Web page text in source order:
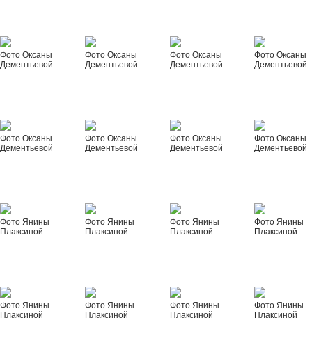
Фото Оксаны
Дементьевой
Фото Оксаны
Дементьевой
Фото Оксаны
Дементьевой
Фото Оксаны
Дементьевой
Фото Оксаны
Дементьевой
Фото Оксаны
Дементьевой
Фото Оксаны
Дементьевой
Фото Оксаны
Дементьевой
Фото Янины
Плаксиной
Фото Янины
Плаксиной
Фото Янины
Плаксиной
Фото Янины
Плаксиной
Фото Янины
Плаксиной
Фото Янины
Плаксиной
Фото Янины
Плаксиной
Фото Янины
Плаксиной